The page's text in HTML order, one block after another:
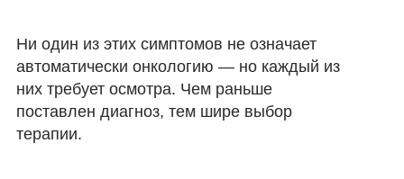
Ни один из этих симптомов не означает
автоматически онкологию — но каждый из
них требует осмотра. Чем раньше
поставлен диагноз, тем шире выбор
терапии.